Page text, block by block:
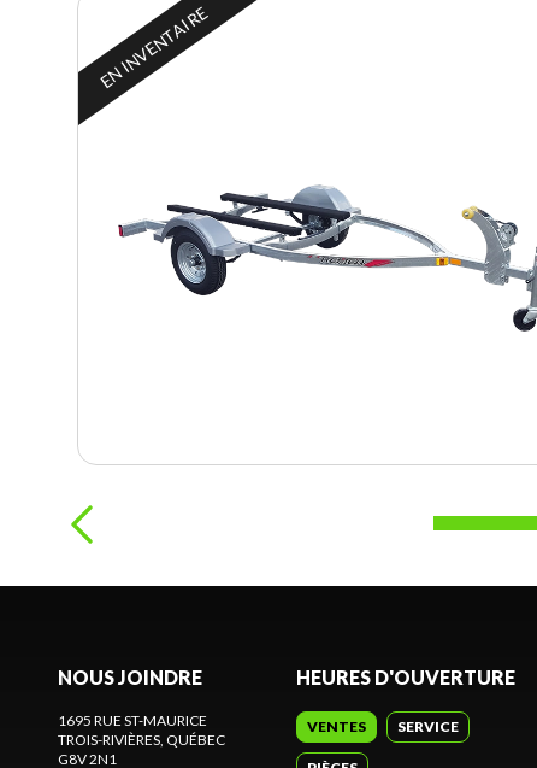
EN INVENTAIRE
NOUS JOINDRE
1695 RUE ST-MAURICE
TROIS-RIVIÈRES, QUÉBEC
G8V 2N1
HEURES D'OUVERTURE
VENTES SERVICE